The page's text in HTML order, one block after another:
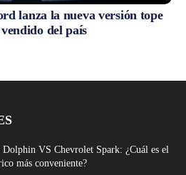
lanza la nueva versión tope
del país
VS Chevrolet Spark: ¿Cuál es el
más conveniente?